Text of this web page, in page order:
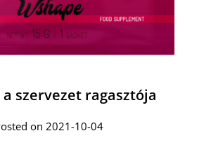
szervezet ragasztója
on 2021-10-04